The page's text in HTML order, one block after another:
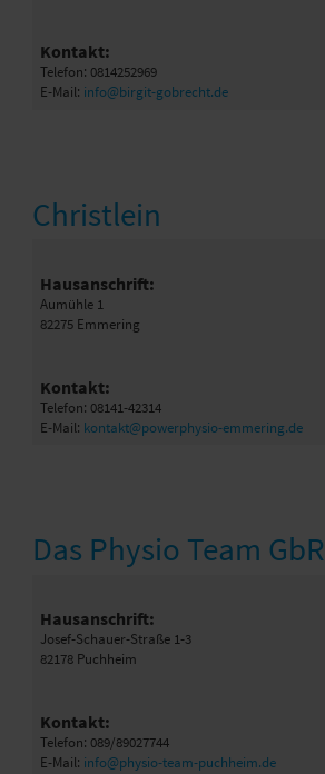
Kontakt:
Telefon: 0814252969
E-Mail: info@birgit-gobrecht.de
Christlein
Hausanschrift:
Aumühle 1
82275 Emmering
Kontakt:
Telefon: 08141-42314
E-Mail: kontakt@powerphysio-emmering.de
Das Physio Team GbR
Hausanschrift:
Josef-Schauer-Straße 1-3
82178 Puchheim
Kontakt:
Telefon: 089/89027744
E-Mail: info@physio-team-puchheim.de